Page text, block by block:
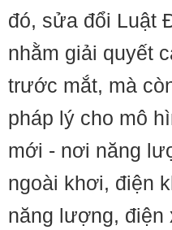
đó, sửa đổi Luật
nhằm giải quyết
trước mắt, mà
pháp lý cho mô
mới - nơi năng
ngoài khơi, điện
năng lượng, điện